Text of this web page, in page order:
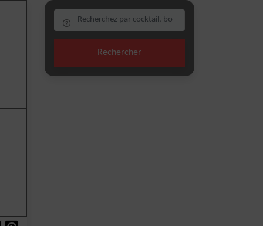
Rechercher